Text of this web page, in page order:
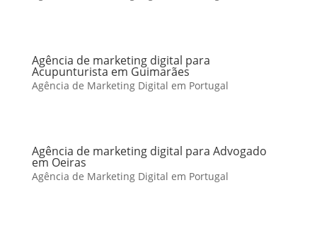
Agência de marketing digital para
Acupunturista em Guimarães
Agência de Marketing Digital em Portugal
Agência de marketing digital para Advogado
em Oeiras
Agência de Marketing Digital em Portugal